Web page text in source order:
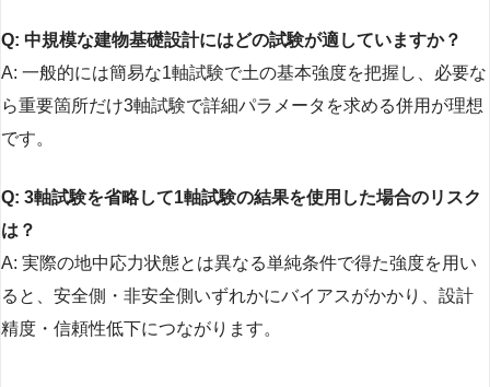
Q: 中規模な建物基礎設計にはどの試験が適していますか？
A: 一般的には簡易な1軸試験で土の基本強度を把握し、必要な
ら重要箇所だけ3軸試験で詳細パラメータを求める併用が理想
です。
Q: 3軸試験を省略して1軸試験の結果を使用した場合のリスク
は？
A: 実際の地中応力状態とは異なる単純条件で得た強度を用い
ると、安全側・非安全側いずれかにバイアスがかかり、設計
精度・信頼性低下につながります。